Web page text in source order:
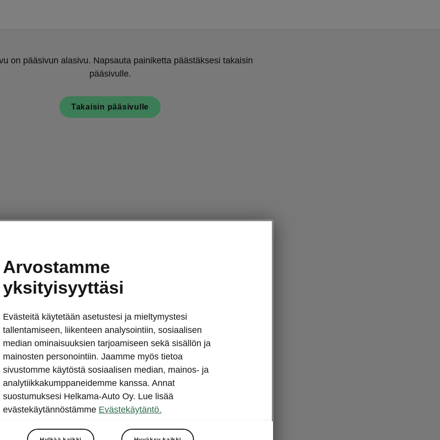
on pääsivun alasivu. Napsauta painiketta päästäksesi takaisin
pääsivulle.
Takaisin pääsivulle
tiedot
tavaratilan tilavuus.
Arvostamme
yksityisyyttäsi
Evästeitä käytetään asetustesi ja mieltymystesi
tallentamiseen, liikenteen analysointiin, sosiaalisen
median ominaisuuksien tarjoamiseen sekä sisällön ja
mainosten personointiin. Jaamme myös tietoa
sivustomme käytöstä sosiaalisen median, mainos- ja
analytiikkakumppaneidemme kanssa. Annat
suostumuksesi Helkama-Auto Oy. Lue lisää
evästekäytännöstämme Evästekäytäntö.